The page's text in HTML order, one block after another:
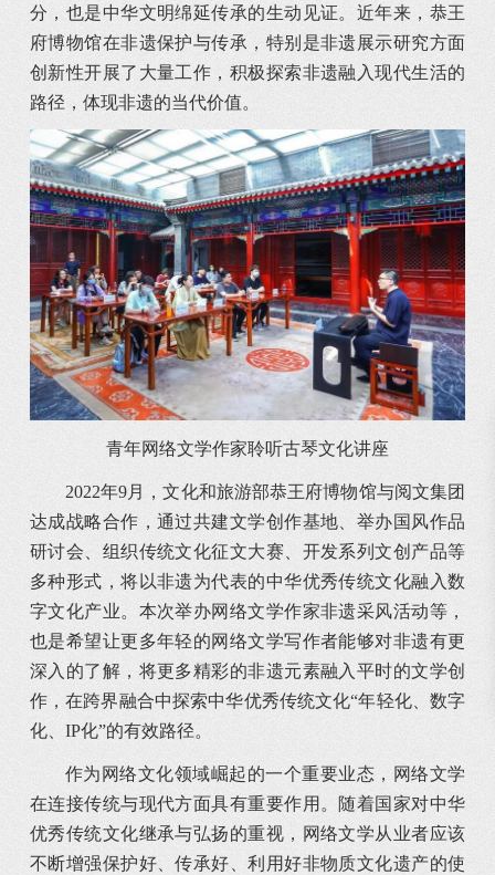
分，也是中华文明绵延传承的生动见证。近年来，恭王
府博物馆在非遗保护与传承，特别是非遗展示研究方面
创新性开展了大量工作，积极探索非遗融入现代生活的
路径，体现非遗的当代价值。
青年网络文学作家聆听古琴文化讲座
2022年9月，文化和旅游部恭王府博物馆与阅文集团
达成战略合作，通过共建文学创作基地、举办国风作品
研讨会、组织传统文化征文大赛、开发系列文创产品等
多种形式，将以非遗为代表的中华优秀传统文化融入数
字文化产业。本次举办网络文学作家非遗采风活动等，
也是希望让更多年轻的网络文学写作者能够对非遗有更
深入的了解，将更多精彩的非遗元素融入平时的文学创
作，在跨界融合中探索中华优秀传统文化“年轻化、数字
化、IP化”的有效路径。
作为网络文化领域崛起的一个重要业态，网络文学
在连接传统与现代方面具有重要作用。随着国家对中华
优秀传统文化继承与弘扬的重视，网络文学从业者应该
不断增强保护好、传承好、利用好非物质文化遗产的使